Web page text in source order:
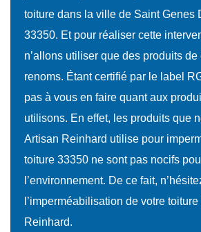
toiture dans la ville de Saint Genes
33350. Et pour réaliser cette
n’allons utiliser que des produits
renoms. Étant certifié par le label
pas à vous en faire quant aux
utilisons. En effet, les produits que
Artisan Reinhard utilise pour
toiture 33350 ne sont pas nocifs
l’environnement. De ce fait,
l’imperméabilisation de votre
Reinhard.